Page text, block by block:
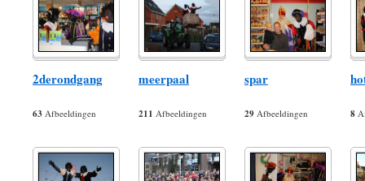
2derondgang
63 Afbeeldingen
meerpaal
211 Afbeeldingen
spar
29 Afbeeldingen 8